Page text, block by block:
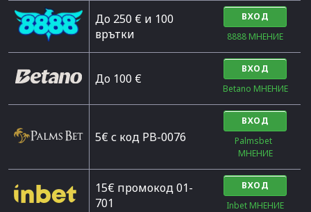
До 250 € и 100
врътки
ВХОД
8888 МНЕНИЕ
Дo 100 €
ВХОД
Betano МНЕНИЕ
5€ с код PB-0076
ВХОД
Palmsbet
МНЕНИЕ
15€ промокод 01-
701
ВХОД
Inbet МНЕНИЕ